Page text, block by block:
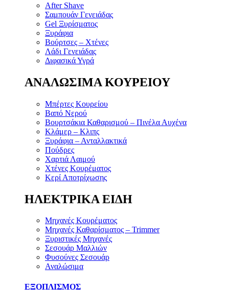
After Shave
Σαμπουάν Γενειάδας
Gel Ξυρίσματος
Ξυράφια
Βούρτσες – Χτένες
Λάδι Γενειάδας
Διφασικά Υγρά
ΑΝΑΛΩΣΙΜΑ ΚΟΥΡΕΙΟΥ
Μπέρτες Κουρείου
Βαπό Νερού
Βουρτσάκια Καθαρισμού – Πινέλα Αυχένα
Κλάμερ – Κλιπς
Ξυράφια – Ανταλλακτικά
Πούδρες
Χαρτιά Λαιμού
Χτένες Κουρέματος
Κερί Αποτρίχωσης
ΗΛΕΚΤΡΙΚΑ ΕΙΔΗ
Μηχανές Κουρέματος
Μηχανές Καθαρίσματος – Trimmer
Ξυριστικές Μηχανές
Σεσουάρ Μαλλιών
Φυσούνες Σεσουάρ
Αναλώσιμα
ΕΞΟΠΛΙΣΜΟΣ